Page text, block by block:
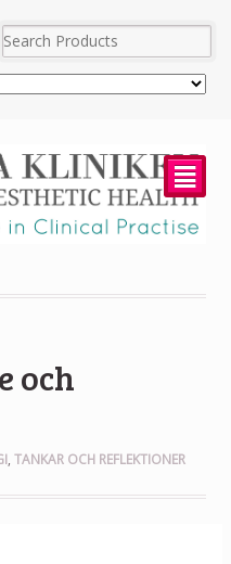
²
och
, TANKAR OCH REFLEKTIONER